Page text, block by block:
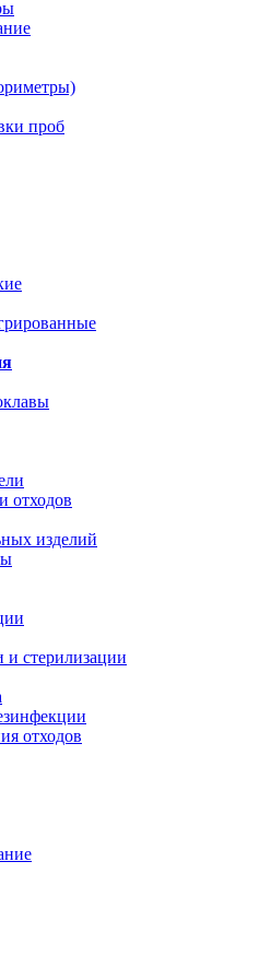
проб
отходов
изделий
стерилизации
отходов